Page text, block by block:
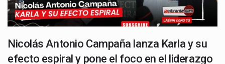
Nicolás Antonio Campaña lanza Karla y su
efecto espiral y pone el foco en el liderazgo